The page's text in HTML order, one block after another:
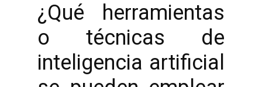
¿Qué herramientas
o técnicas de
inteligencia artificial